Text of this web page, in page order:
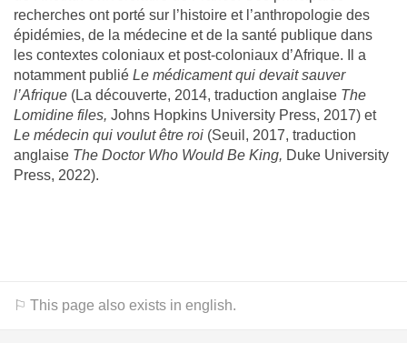
recherches ont porté sur l’histoire et l’anthropologie des
épidémies, de la médecine et de la santé publique dans
les contextes coloniaux et post-coloniaux d’Afrique. Il a
notamment publié Le médicament qui devait sauver
l’Afrique (La découverte, 2014, traduction anglaise The
Lomidine files, Johns Hopkins University Press, 2017) et
Le médecin qui voulut être roi (Seuil, 2017, traduction
anglaise The Doctor Who Would Be King, Duke University
Press, 2022).
⚐ This page also exists in english.